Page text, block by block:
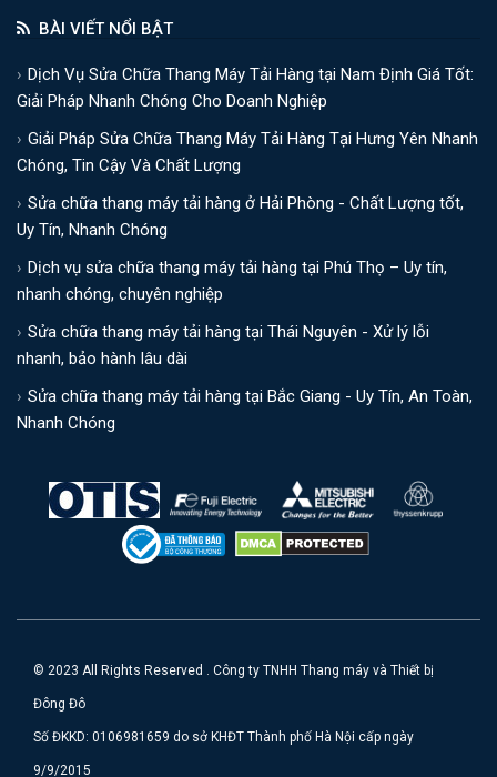
BÀI VIẾT NỔI BẬT
Dịch Vụ Sửa Chữa Thang Máy Tải Hàng tại Nam Định Giá Tốt:
Giải Pháp Nhanh Chóng Cho Doanh Nghiệp
Giải Pháp Sửa Chữa Thang Máy Tải Hàng Tại Hưng Yên Nhanh
Chóng, Tin Cậy Và Chất Lượng
Sửa chữa thang máy tải hàng ở Hải Phòng - Chất Lượng tốt,
Uy Tín, Nhanh Chóng
Dịch vụ sửa chữa thang máy tải hàng tại Phú Thọ – Uy tín,
nhanh chóng, chuyên nghiệp
Sửa chữa thang máy tải hàng tại Thái Nguyên - Xử lý lỗi
nhanh, bảo hành lâu dài
Sửa chữa thang máy tải hàng tại Bắc Giang - Uy Tín, An Toàn,
Nhanh Chóng
© 2023 All Rights Reserved . Công ty TNHH Thang máy và Thiết bị
Đông Đô
Số ĐKKD: 0106981659 do sở KHĐT Thành phố Hà Nội cấp ngày
9/9/2015